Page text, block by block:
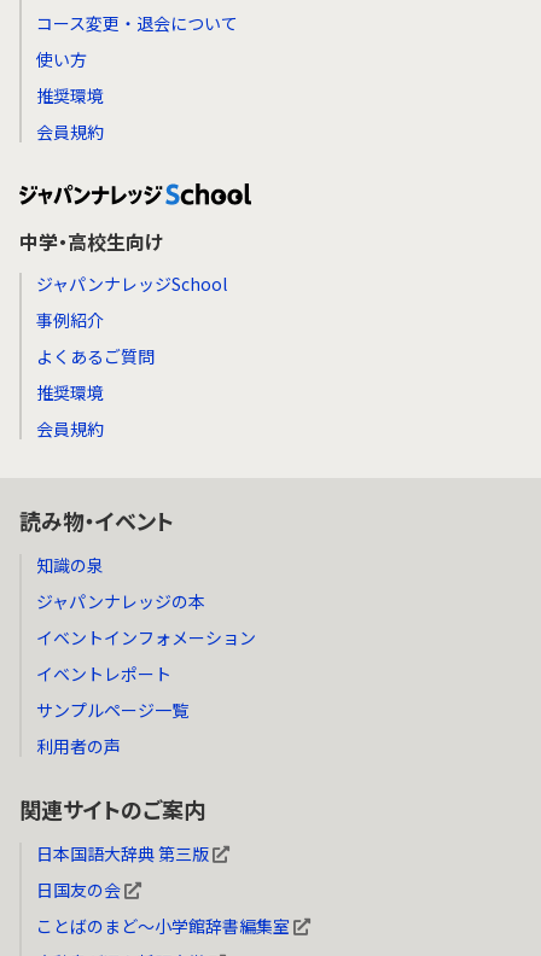
コース変更・退会について
使い方
推奨環境
会員規約
中学・高校生向け
ジャパンナレッジSchool
事例紹介
よくあるご質問
推奨環境
会員規約
読み物・イベント
知識の泉
ジャパンナレッジの本
イベントインフォメーション
イベントレポート
サンプルページ一覧
利用者の声
関連サイトのご案内
日本国語大辞典 第三版
日国友の会
ことばのまど～小学館辞書編集室